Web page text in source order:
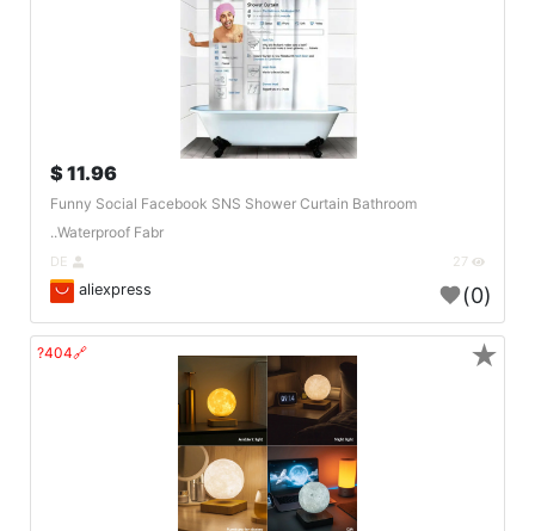
11.96 $
Funny Social Facebook SNS Shower Curtain Bathroom
Waterproof Fabr..
aliexpress (0)
🔗404? ★